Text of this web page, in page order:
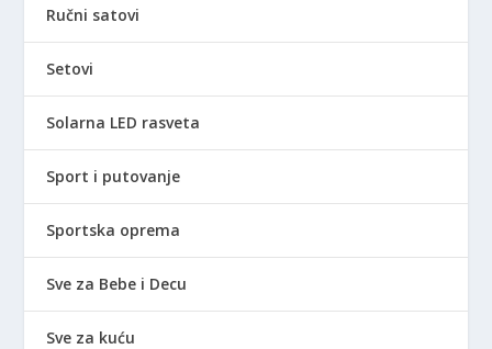
Ručni satovi
Setovi
Solarna LED rasveta
Sport i putovanje
Sportska oprema
Sve za Bebe i Decu
Sve za kuću